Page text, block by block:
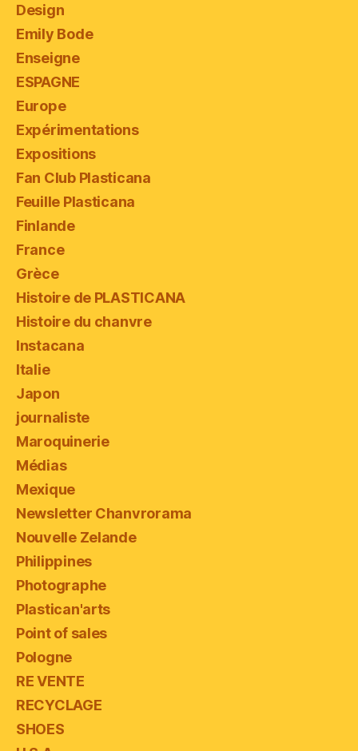
Design
Emily Bode
Enseigne
ESPAGNE
Europe
Expérimentations
Expositions
Fan Club Plasticana
Feuille Plasticana
Finlande
France
Grèce
Histoire de PLASTICANA
Histoire du chanvre
Instacana
Italie
Japon
journaliste
Maroquinerie
Médias
Mexique
Newsletter Chanvrorama
Nouvelle Zelande
Philippines
Photographe
Plastican'arts
Point of sales
Pologne
RE VENTE
RECYCLAGE
SHOES